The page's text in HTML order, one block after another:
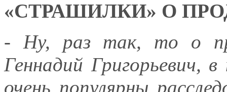
«СТРАШИЛКИ» О
- Ну, раз так, то о
Геннадий Григорьевич,
очень популярны